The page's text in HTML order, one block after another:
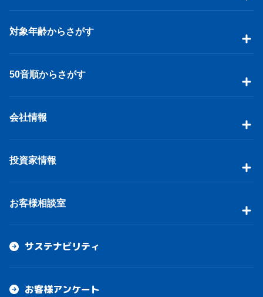
対象年齢からさがす
50音順からさがす
会社情報
投資家情報
お客様相談室
サステナビリティ
お客様アンケート